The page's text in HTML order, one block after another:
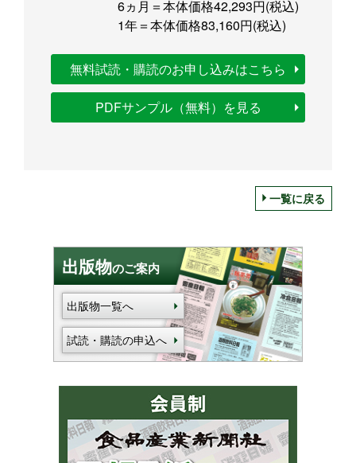
6ヵ月＝本体価格42,293円(税込)
1年＝本体価格83,160円(税込)
無料試読・購読のお申し込みはこちら
PDFサンプル（無料）を見る
一覧に戻る
出版物のご案内
出版物一覧へ
試読・購読の申込へ